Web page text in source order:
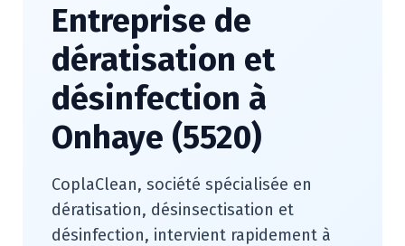
Entreprise de
dératisation et
désinfection à
Onhaye (5520)
CoplaClean, société spécialisée en
dératisation, désinsectisation et
désinfection, intervient rapidement à